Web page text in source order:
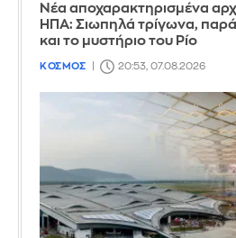
Νέα αποχαρακτηρισμένα
ΗΠΑ: Σιωπηλά τρίγωνα,
και το μυστήριο του Ρίο
ΚΟΣΜΟΣ 20:53, 07.08.2026